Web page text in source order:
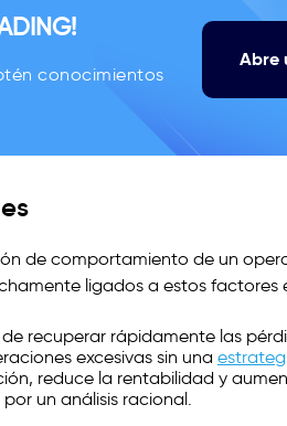
conocimientos
Abre
de comportamiento de un
ligados a estos factores
recuperar rápidamente las
excesivas sin una
reduce la rentabilidad y
un análisis racional.